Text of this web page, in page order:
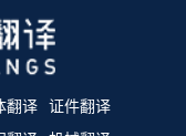
翻译 证件翻译